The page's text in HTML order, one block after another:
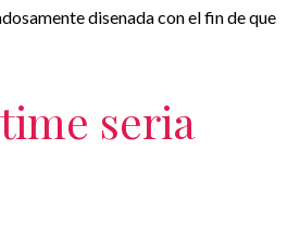
disenada con el fin de que
seri­a